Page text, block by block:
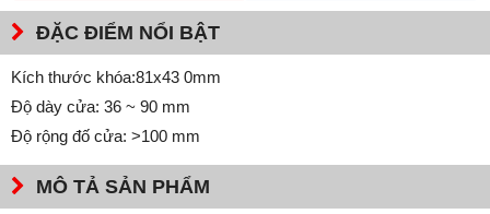
ĐẶC ĐIỂM NỔI BẬT
Kích thước khóa:81x43 0mm
Độ dày cửa: 36 ~ 90 mm
Độ rộng đố cửa: >100 mm
MÔ TẢ SẢN PHẨM